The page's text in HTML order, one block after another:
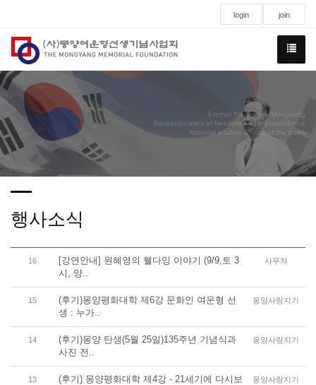
login join
Eternal Youngman Mongyang
Revolutionaries of freedom and independence
National leaders ahead of the times
행사소식
16
[강연안내] 원혜영의 웰다잉 이야기 (9/9,토 3
시, 양..
사무처
15
(후기)몽양평화대학 제6강 문화인 여운형 선
생 : 누가..
몽양사랑지기
14
(후기)몽양 탄생(5월 25일)135주년 기념식과
사진 전..
몽양사랑지기
13
(후기) 몽양평화대학 제4강 - 21세기에 다시보
몽양사랑지기